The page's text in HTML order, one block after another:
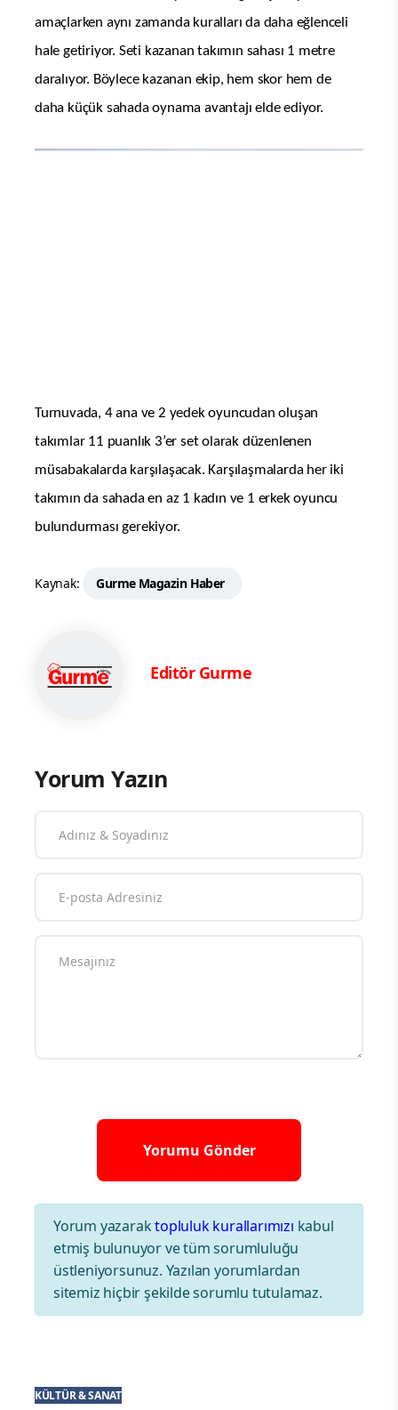
amaçlarken aynı zamanda kuralları da daha eğlenceli
hale getiriyor. Seti kazanan takımın sahası 1 metre
daralıyor. Böylece kazanan ekip, hem skor hem de
daha küçük sahada oynama avantajı elde ediyor.
Turnuvada, 4 ana ve 2 yedek oyuncudan oluşan
takımlar 11 puanlık 3’er set olarak düzenlenen
müsabakalarda karşılaşacak. Karşılaşmalarda her iki
takımın da sahada en az 1 kadın ve 1 erkek oyuncu
bulundurması gerekiyor.
Kaynak: Gurme Magazin Haber
Editör Gurme
Yorum Yazın
Yorum yazaraktopluluk kurallarımızı kabul
etmiş bulunuyor ve tüm sorumluluğu
üstleniyorsunuz. Yazılan yorumlardan
sitemiz hiçbir şekilde sorumlu tutulamaz.
KÜLTÜR & SANAT